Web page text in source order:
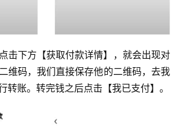
击下方【获取付款详情】，就会出现对
维码，我们直接保存他的二维码，去我
转账。转完钱之后点击【我已支付】。